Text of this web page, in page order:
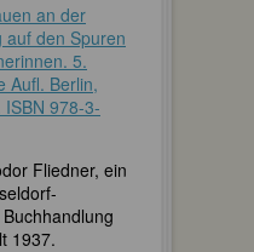
an der
auf den Spuren
5.
Aufl. Berlin,
978-3-
Fliedner, ein
1937.